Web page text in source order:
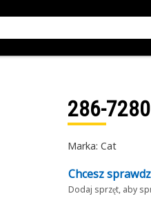
286-7280
Marka: Cat
Chcesz
Dodaj sprzęt, aby